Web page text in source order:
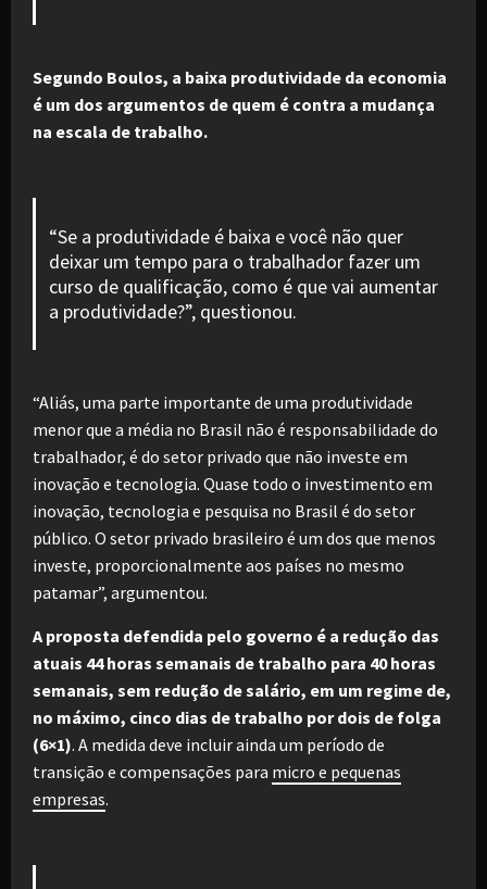
Segundo Boulos, a baixa produtividade da economia
é um dos argumentos de quem é contra a mudança
na escala de trabalho.
“Se a produtividade é baixa e você não quer
deixar um tempo para o trabalhador fazer um
curso de qualificação, como é que vai aumentar
a produtividade?”, questionou.
“Aliás, uma parte importante de uma produtividade
menor que a média no Brasil não é responsabilidade do
trabalhador, é do setor privado que não investe em
inovação e tecnologia. Quase todo o investimento em
inovação, tecnologia e pesquisa no Brasil é do setor
público. O setor privado brasileiro é um dos que menos
investe, proporcionalmente aos países no mesmo
patamar”, argumentou.
A proposta defendida pelo governo é a redução das
atuais 44 horas semanais de trabalho para 40 horas
semanais, sem redução de salário, em um regime de,
no máximo, cinco dias de trabalho por dois de folga
(6×1). A medida deve incluir ainda um período de
transição e compensações para micro e pequenas
empresas.